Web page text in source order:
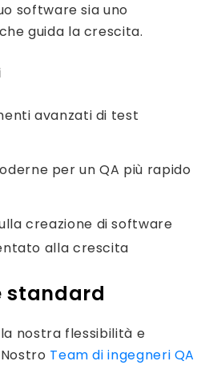
software sia uno
guida la crescita.
avanzati di test
per un QA più rapido
creazione di software
alla crescita
standard
nostra flessibilità e
Team di ingegneri QA